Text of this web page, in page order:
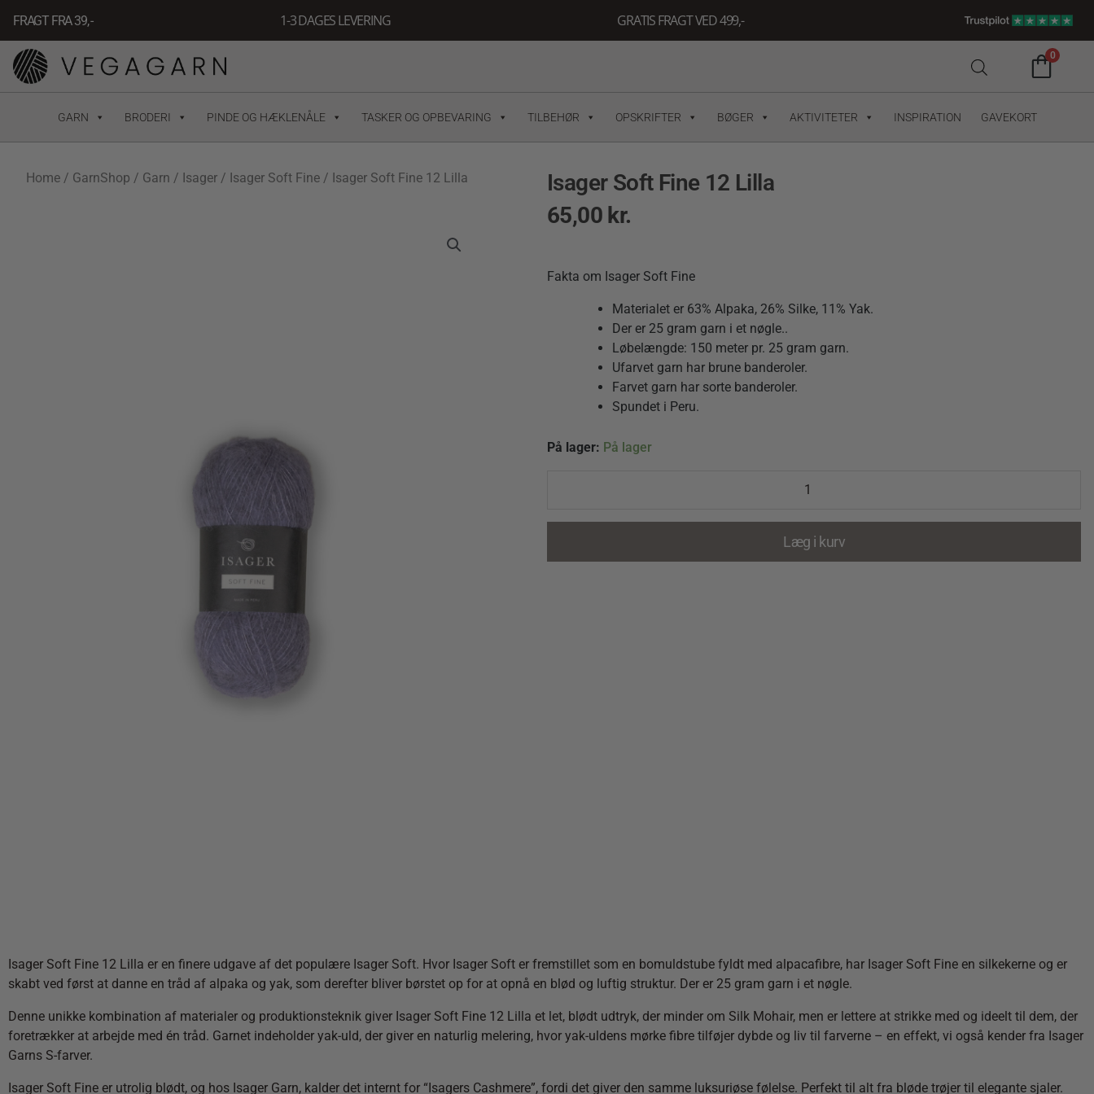
indholdet
FRAGT FRA 39, - 1-3 DAGES LEVERING GRATIS FRAGT VED 499,-
0
GARN BRODERI PINDE OG HÆKLENÅLE TASKER OG OPBEVARING TILBEHØR OPSKRIFTER BØGER AKTIVITETER INSPIRATION GAVEKORT
Home / GarnShop / Garn / Isager / Isager Soft Fine / Isager Soft Fine 12 Lilla
Isager Soft Fine 12 Lilla
65,00 kr.
Fakta om Isager Soft Fine
Materialet er 63% Alpaka, 26% Silke, 11% Yak.
Der er 25 gram garn i et nøgle..
Løbelængde: 150 meter pr. 25 gram garn.
Ufarvet garn har brune banderoler.
Farvet garn har sorte banderoler.
Spundet i Peru.
På lager: På lager
Isager
Lilla
Læg i kurv
Isager Soft Fine 12 Lilla er en finere udgave af det populære Isager Soft. Hvor Isager Soft er fremstillet som en bomuldstube fyldt med alpacafibre, har Isager Soft Fine en silkekerne og er
skabt ved først at danne en tråd af alpaka og yak, som derefter bliver børstet op for at opnå en blød og luftig struktur. Der er 25 gram garn i et nøgle.
Denne unikke kombination af materialer og produktionsteknik giver Isager Soft Fine 12 Lilla et let, blødt udtryk, der minder om Silk Mohair, men er lettere at strikke med og ideelt til dem, der
foretrækker at arbejde med én tråd. Garnet indeholder yak-uld, der giver en naturlig melering, hvor yak-uldens mørke fibre tilføjer dybde og liv til farverne – en effekt, vi også kender fra Isager
Garns S-farver.
Isager Soft Fine er utrolig blødt, og hos Isager Garn, kalder det internt for “Isagers Cashmere”, fordi det giver den samme luksuriøse følelse. Perfekt til alt fra bløde trøjer til elegante sjaler.